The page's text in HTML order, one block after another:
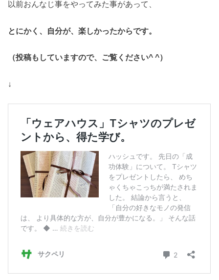
以前おんなじ事をやってみた事があって、
とにかく、自分が、楽しかったからです。
（投稿もしていますので、ご覧ください^ ^）
↓